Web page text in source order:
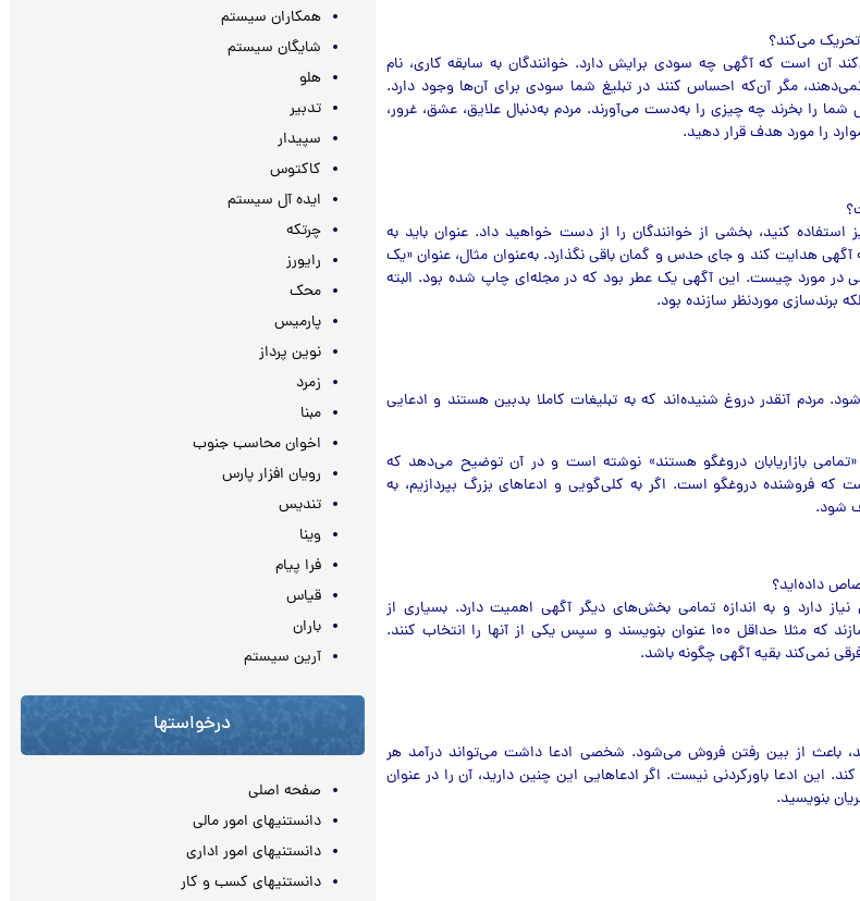
آن است که آگهی چه سودی برایش دارد. خوانندگان به سابقه کاری، نام
مگر آن‌که احساس کنند در تبلیغ شما سودی برای آن‌ها وجود دارد.
را بخرند چه چیزی را به‌دست می‌آورند. مردم به‌دنبال علایق، عشق، غرور،
را مورد هدف قرار دهید.
استفاده کنید، بخشی از خوانندگان را از دست خواهید داد. عنوان باید به
آگهی هدایت کند و جای حدس و گمان باقی نگذارد. به‌عنوان مثال، عنوان «یک
در مورد چیست. این آگهی یک عطر بود که در مجله‌ای چاپ شده بود. البته
برندسازی موردنظر سازنده بود.
مردم آنقدر دروغ شنیده‌اند که به تبلیغات کاملا بدبین هستند و ادعایی
بازاریابان دروغگو هستند» نوشته است و در آن توضیح می‌دهد که
که فروشنده دروغگو است. اگر به کلی‌گویی و ادعاهای بزرگ بپردازیم، به
شود.
دارد و به اندازه تمامی بخش‌های دیگر آگهی اهمیت دارد. بسیاری از
سازندگان تبلیغات خود را مقید مي‌سازند که مثلا حداقل ۱۰۰ عنوان بنویسند و سپس یکی از آنها را انتخاب کنند.
نمي‌کند بقیه آگهی چگونه باشد.
باعث از بین رفتن فروش مي‌شود. شخصی ادعا داشت مي‌تواند درآمد هر
این ادعا باورکردنی نیست. اگر ادعاهایی این چنین دارید، آن ‌را در عنوان
بنویسید.
همکاران سیستم
شایگان سیستم
هلو
تدبیر
سپیدار
کاکتوس
ایده آل سیستم
چرتکه
رایورز
محک
پارمیس
نوین پرداز
زمرد
مبنا
اخوان محاسب جنوب
رویان افزار پارس
تندیس
وینا
فرا پیام
قیاس
باران
آرین سیستم
درخواستها
صفحه اصلی
دانستنیهای امور مالی
دانستنیهای امور اداری
دانستنیهای کسب و کار